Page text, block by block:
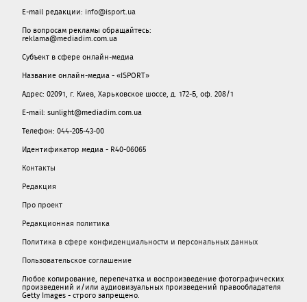
E-mail редакции: info@isport.ua
По вопросам рекламы обращайтесь:
reklama@mediadim.com.ua
Субъект в сфере онлайн-медиа
Название онлайн-медиа - «ISPORT»
Адрес: 02091, г. Киев, Харьковское шоссе, д. 172-Б, оф. 208/1
E-mail: sunlight@mediadim.com.ua
Телефон: 044-205-43-00
Идентификатор медиа - R40-06065
Контакты
Редакция
Про проект
Редакционная политика
Политика в сфере конфиденциальности и персональных данных
Пользовательское соглашение
Любое копирование, перепечатка и воспроизведение фотографических
произведений и/или аудиовизуальных произведений правообладателя
Getty Images - строго запрещено.